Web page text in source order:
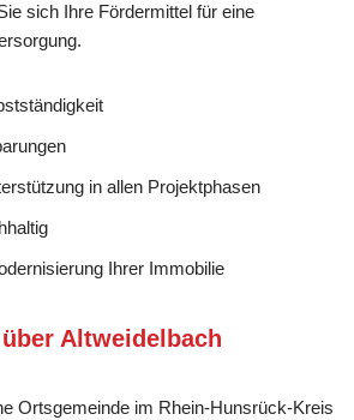
sich Ihre Fördermittel für eine
in allen Projektphasen
Ihrer Immobilie
Altweidelbach
Ortsgemeinde im Rhein-Hunsrück-Kreis